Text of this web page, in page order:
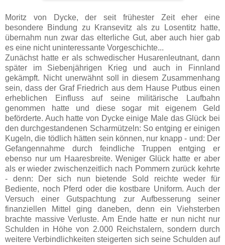
Moritz von Dycke, der seit frühester Zeit eher eine
besondere Bindung zu Kransevitz als zu Losentitz hatte,
übernahm nun zwar das elterliche Gut, aber auch hier gab
es eine nicht uninteressante Vorgeschichte...
Zunächst hatte er als schwedischer Husarenleutnant, dann
später im Siebenjährigen Krieg und auch in Finnland
gekämpft. Nicht unerwähnt soll in diesem Zusammenhang
sein, dass der Graf Friedrich aus dem Hause Putbus einen
erheblichen Einfluss auf seine militärische Laufbahn
genommen hatte und diese sogar mit eigenem Geld
beförderte. Auch hatte von Dycke einige Male das Glück bei
den durchgestandenen Scharmützeln: So entging er einigen
Kugeln, die tödlich hätten sein können, nur knapp - und: Der
Gefangennahme durch feindliche Truppen entging er
ebenso nur um Haaresbreite. Weniger Glück hatte er aber
als er wieder zwischenzeitlich nach Pommern zurück kehrte
- denn: Der sich nun bietende Sold reichte weder für
Bediente, noch Pferd oder die kostbare Uniform. Auch der
Versuch einer Gutspachtung zur Aufbesserung seiner
finanziellen Mittel ging daneben, denn ein Viehsterben
brachte massive Verluste. Am Ende hatte er nun nicht nur
Schulden in Höhe von 2.000 Reichstalern, sondern durch
weitere Verbindlichkeiten steigerten sich seine Schulden auf